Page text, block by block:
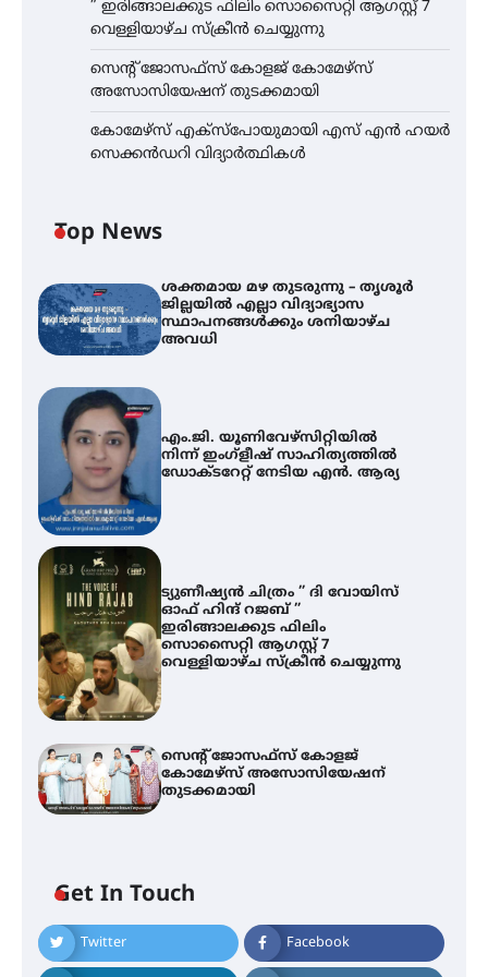
” ഇരിങ്ങാലക്കുട ഫിലിം സൊസൈറ്റി ആഗസ്റ്റ് 7
വെള്ളിയാഴ്ച സ്‌ക്രീൻ ചെയ്യുന്നു
സെന്റ് ജോസഫ്സ് കോളജ് കോമേഴ്‌സ്
അസോസിയേഷന് തുടക്കമായി
കോമേഴ്സ് എക്സ്പോയുമായി എസ് എൻ ഹയർ
സെക്കൻഡറി വിദ്യാർത്ഥികൾ
Top News
ശക്തമായ മഴ തുടരുന്നു – തൃശൂർ
ജില്ലയിൽ എല്ലാ വിദ്യാഭ്യാസ
സ്ഥാപനങ്ങൾക്കും ശനിയാഴ്ച
അവധി
എം.ജി. യൂണിവേഴ്‌സിറ്റിയിൽ
നിന്ന് ഇംഗ്ളീഷ് സാഹിത്യത്തിൽ
ഡോക്ടറേറ്റ് നേടിയ എൻ. ആര്യ
ട്യുണീഷ്യൻ ചിത്രം ” ദി വോയിസ്
ഓഫ് ഹിന്ദ് റജബ് ”
ഇരിങ്ങാലക്കുട ഫിലിം
സൊസൈറ്റി ആഗസ്റ്റ് 7
വെള്ളിയാഴ്ച സ്‌ക്രീൻ ചെയ്യുന്നു
സെന്റ് ജോസഫ്സ് കോളജ്
കോമേഴ്‌സ് അസോസിയേഷന്
തുടക്കമായി
Get In Touch
Twitter Facebook
ട്യുണീഷ്യൻ ചിത്രം ” ദി വോയിസ്
ഓഫ് ഹിന്ദ് റജബ് ” ഇരിങ്ങാലക്കുട